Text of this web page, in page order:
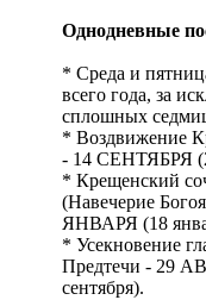
Однодневные
* Среда и
всего года, за
сплошных
* Воздвижение
- 14 СЕНТЯБРЯ
* Крещенский
(Навечерие
ЯНВАРЯ (18
* Усекновение
Предтечи - 29
сентября).